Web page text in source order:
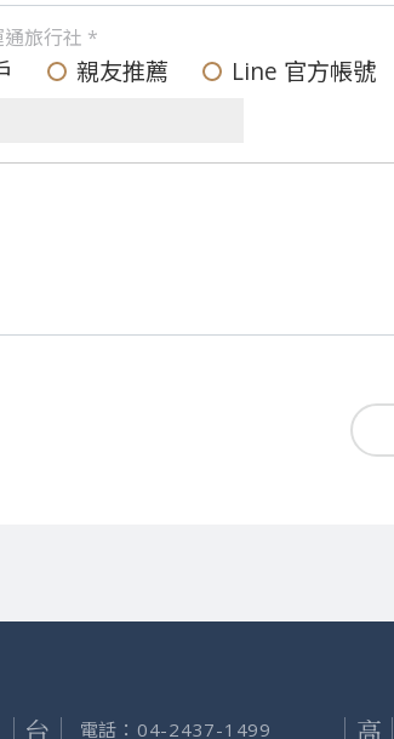
旅行社 *
親友推薦 Line 官方帳號
電話： 04-2437-1499